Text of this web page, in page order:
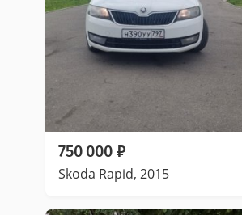
750 000 ₽
Skoda Rapid, 2015